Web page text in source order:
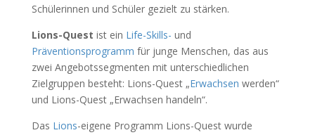
Schülerinnen und Schüler gezielt zu stärken.
Lions-Quest ist ein Life-Skills- und
Präventionsprogramm für junge Menschen, das aus
zwei Angebotssegmenten mit unterschiedlichen
Zielgruppen besteht: Lions-Quest „Erwachsen werden“
und Lions-Quest „Erwachsen handeln“.
Das Lions-eigene Programm Lions-Quest wurde